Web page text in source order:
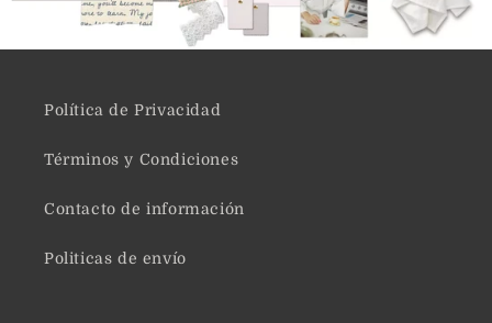
Política de Privacidad
Términos y Condiciones
Contacto de información
Politicas de envío